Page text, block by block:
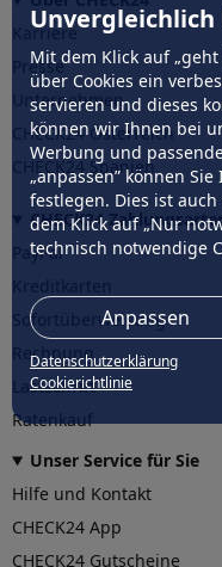
Unvergleichlich
Mit dem Klick auf
über Cookies ein
servieren und dieses
können wir Ihnen bei
Werbung und
„anpassen” können
festlegen. Dies ist
dem Klick auf „Nur
technisch notwendige
Anpassen
Datenschutzerklärung
Cookierichtlinie
Karriere
Presse
Unternehmen
CHECK24 Österreich
CHECK24 Spanien
CHECK24
PayPal
Sofortüberweisung
Rechnung
Lastschrift
Ratenkauf
Unser Service für Sie
Hilfe und Kontakt
CHECK24 App
CHECK24 Gutscheine